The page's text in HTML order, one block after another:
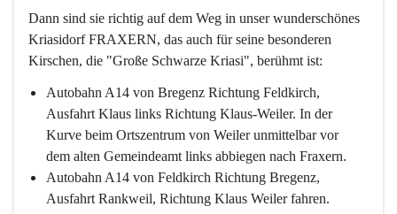
Dann sind sie richtig auf dem Weg in unser wunderschönes
Kriasidorf FRAXERN, das auch für seine besonderen
Kirschen, die "Große Schwarze Kriasi", berühmt ist:
Autobahn A14 von Bregenz Richtung Feldkirch,
Ausfahrt Klaus links Richtung Klaus-Weiler. In der
Kurve beim Ortszentrum von Weiler unmittelbar vor
dem alten Gemeindeamt links abbiegen nach Fraxern.
Autobahn A14 von Feldkirch Richtung Bregenz,
Ausfahrt Rankweil, Richtung Klaus Weiler fahren.